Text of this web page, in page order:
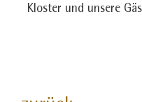
Kloster und unsere